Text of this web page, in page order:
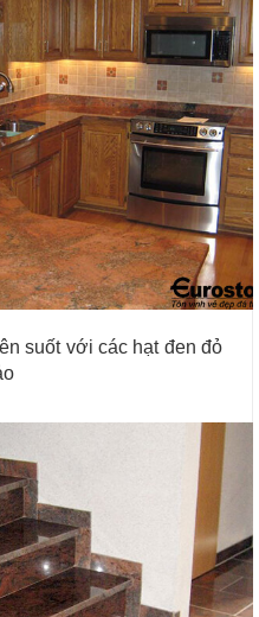
suốt với các hạt đen đỏ